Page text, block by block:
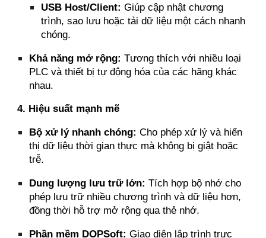
USB Host/Client: Giúp cập nhật chương
trình, sao lưu hoặc tải dữ liệu một cách nhanh
chóng.
Khả năng mở rộng: Tương thích với nhiều loại
PLC và thiết bị tự động hóa của các hãng khác
nhau.
4. Hiệu suất mạnh mẽ
Bộ xử lý nhanh chóng: Cho phép xử lý và hiển
thị dữ liệu thời gian thực mà không bị giật hoặc
trễ.
Dung lượng lưu trữ lớn: Tích hợp bộ nhớ cho
phép lưu trữ nhiều chương trình và dữ liệu hơn,
đồng thời hỗ trợ mở rộng qua thẻ nhớ.
Phần mềm DOPSoft: Giao diện lập trình trực